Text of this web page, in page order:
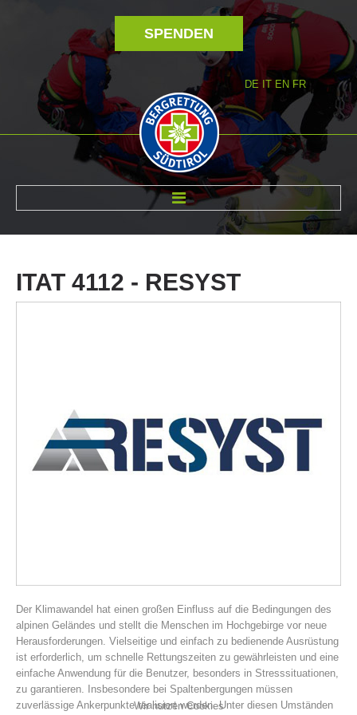
SPENDEN
DE IT EN FR
ITAT 4112 - RESYST
Der Klimawandel hat einen großen Einfluss auf die Bedingungen des
alpinen Geländes und stellt die Menschen im Hochgebirge vor neue
Herausforderungen. Vielseitige und einfach zu bedienende Ausrüstung
ist erforderlich, um schnelle Rettungszeiten zu gewährleisten und eine
einfache Anwendung für die Benutzer, besonders in Stresssituationen,
zu garantieren. Insbesondere bei Spaltenbergungen müssen
zuverlässige Ankerpunkte realisiert werden. Unter diesen Umständen
Wir nutzen Cookies